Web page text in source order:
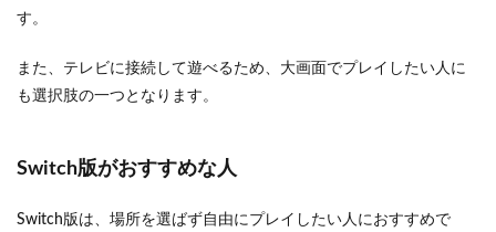
す。
また、テレビに接続して遊べるため、大画面でプレイしたい人に
も選択肢の一つとなります。
Switch版がおすすめな人
Switch版は、場所を選ばず自由にプレイしたい人におすすめで